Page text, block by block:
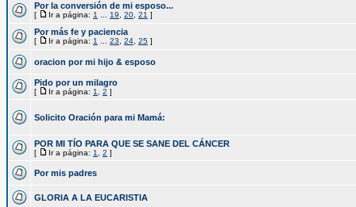
Por la conversión de mi esposo...
[ Ir a página: 1 19 20 21 ]
Por más fe y paciencia
[ Ir a página: 1 23 24 25 ]
oracion por mi hijo & esposo
Pido por un milagro
[ Ir a página: 1 2 ]
Solicito Oración para mi Mamá:
POR MI TÍO PARA QUE SE SANE DEL CÁNCER
[ Ir a página: 1 2 ]
Por mis padres
GLORIA A LA EUCARISTIA